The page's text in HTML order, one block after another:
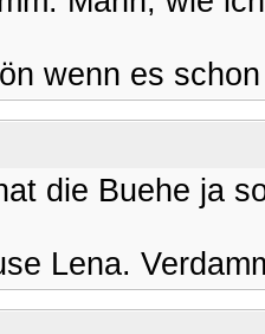
wenn es
die Buehe ja
Lena.